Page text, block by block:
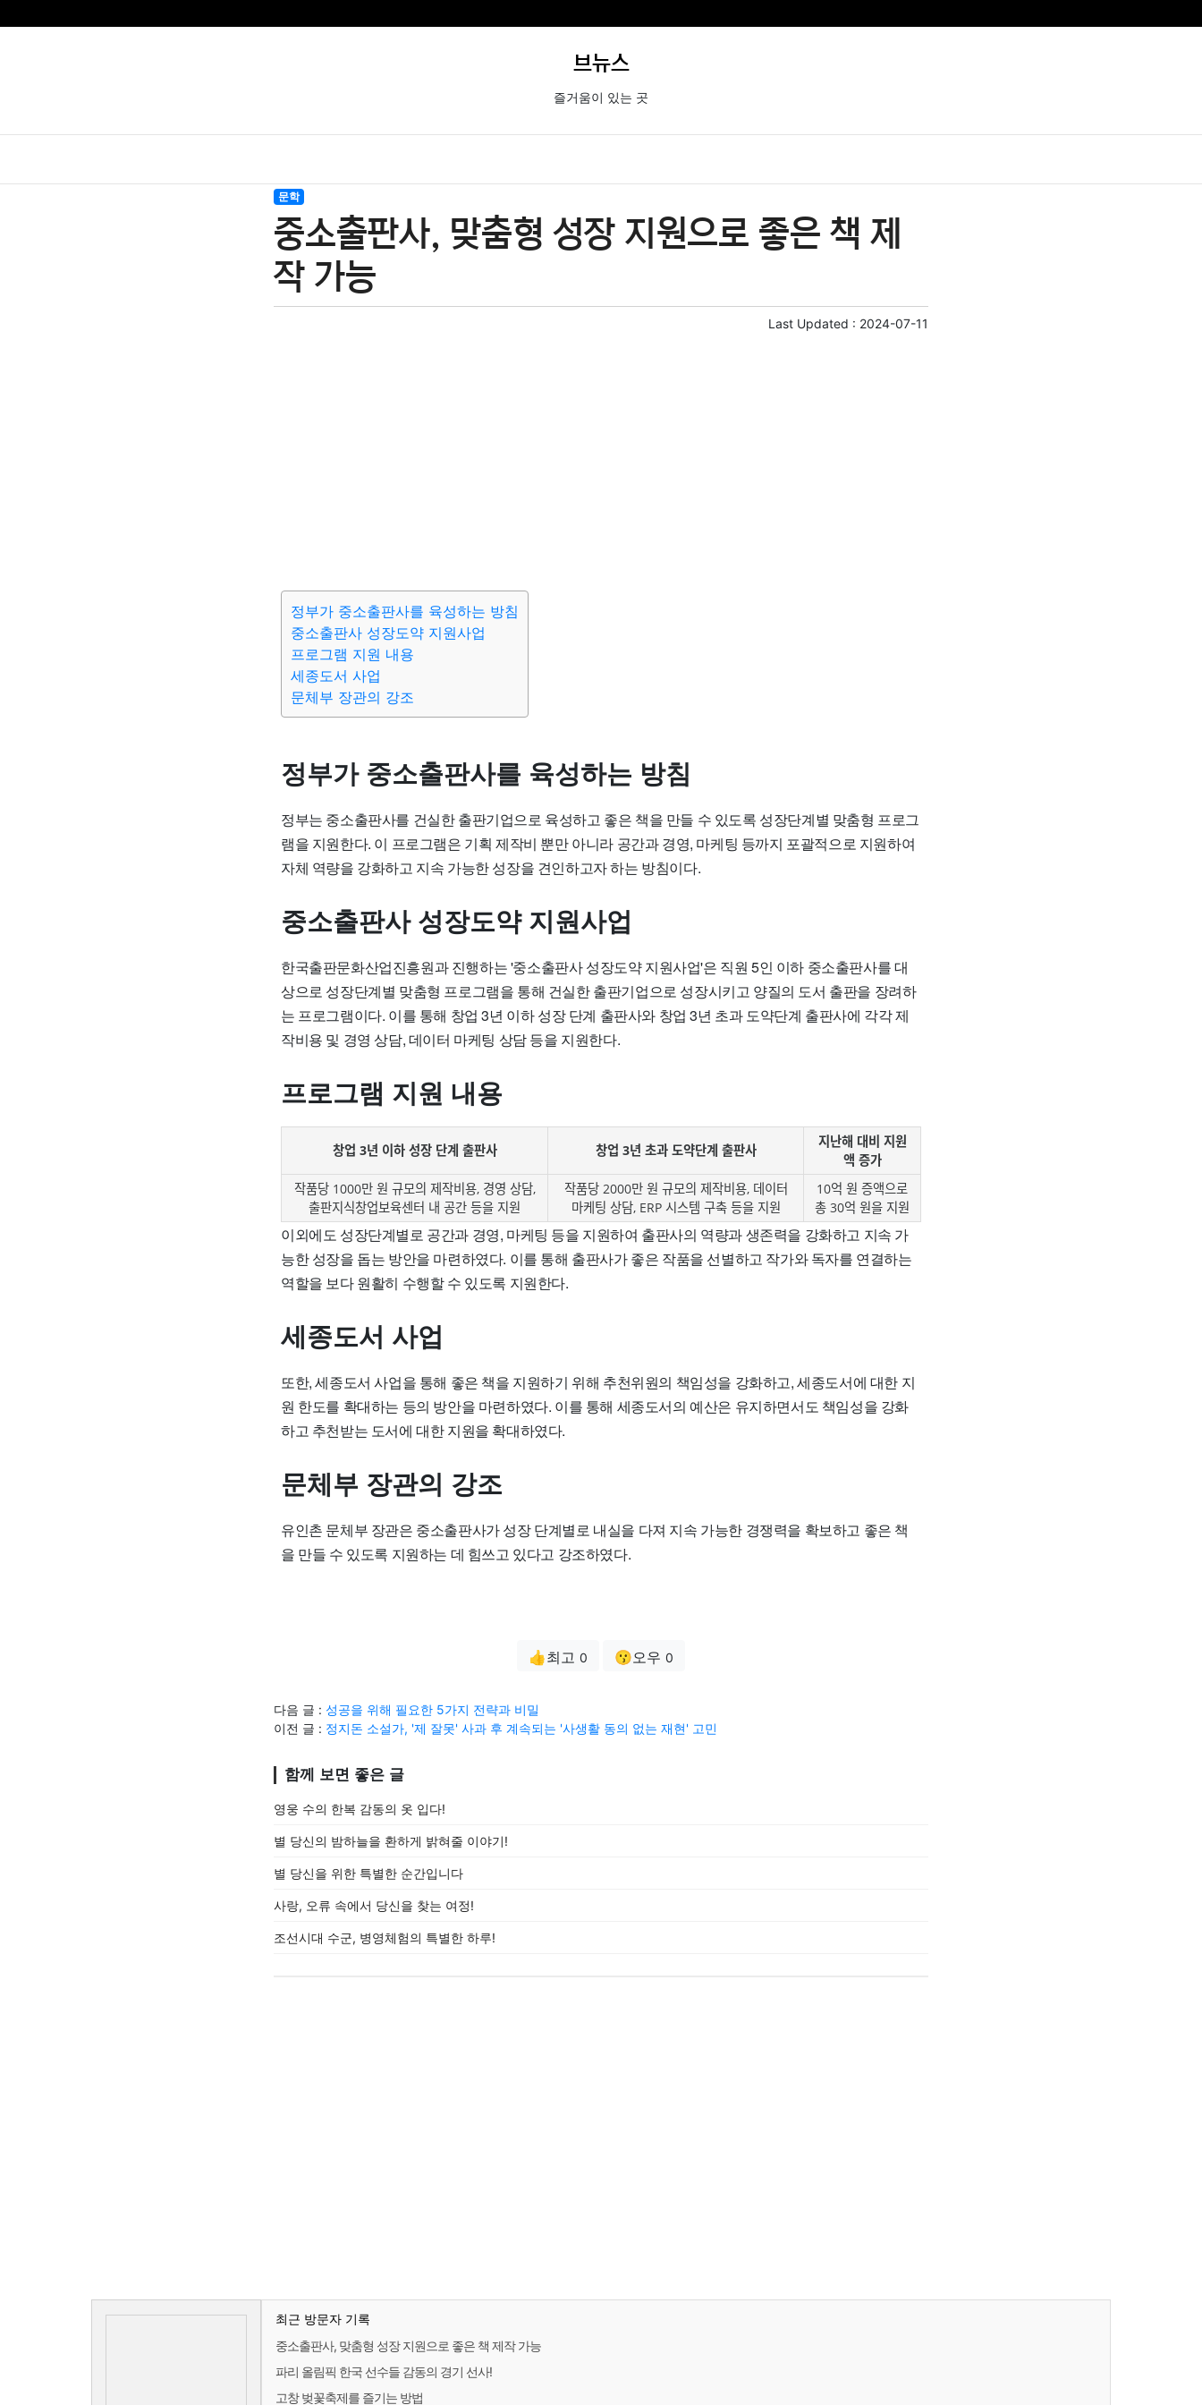
브뉴스
즐거움이 있는 곳
문학
중소출판사, 맞춤형 성장 지원으로 좋은 책 제
작 가능
Last Updated : 2024-07-11
정부가 중소출판사를 육성하는 방침
중소출판사 성장도약 지원사업
프로그램 지원 내용
세종도서 사업
문체부 장관의 강조
정부가 중소출판사를 육성하는 방침
정부는 중소출판사를 건실한 출판기업으로 육성하고 좋은 책을 만들 수 있도록 성장단계별 맞춤형 프로그
램을 지원한다. 이 프로그램은 기획 제작비 뿐만 아니라 공간과 경영, 마케팅 등까지 포괄적으로 지원하여
자체 역량을 강화하고 지속 가능한 성장을 견인하고자 하는 방침이다.
중소출판사 성장도약 지원사업
한국출판문화산업진흥원과 진행하는 '중소출판사 성장도약 지원사업'은 직원 5인 이하 중소출판사를 대
상으로 성장단계별 맞춤형 프로그램을 통해 건실한 출판기업으로 성장시키고 양질의 도서 출판을 장려하
는 프로그램이다. 이를 통해 창업 3년 이하 성장 단계 출판사와 창업 3년 초과 도약단계 출판사에 각각 제
작비용 및 경영 상담, 데이터 마케팅 상담 등을 지원한다.
프로그램 지원 내용
창업 3년 이하 성장 단계 출판사 창업 3년 초과 도약단계 출판사
지난해 대비 지원
액 증가
작품당 1000만 원 규모의 제작비용, 경영 상담,
출판지식창업보육센터 내 공간 등을 지원
작품당 2000만 원 규모의 제작비용, 데이터
마케팅 상담, ERP 시스템 구축 등을 지원
10억 원 증액으로
총 30억 원을 지원
이외에도 성장단계별로 공간과 경영, 마케팅 등을 지원하여 출판사의 역량과 생존력을 강화하고 지속 가
능한 성장을 돕는 방안을 마련하였다. 이를 통해 출판사가 좋은 작품을 선별하고 작가와 독자를 연결하는
역할을 보다 원활히 수행할 수 있도록 지원한다.
세종도서 사업
또한, 세종도서 사업을 통해 좋은 책을 지원하기 위해 추천위원의 책임성을 강화하고, 세종도서에 대한 지
원 한도를 확대하는 등의 방안을 마련하였다. 이를 통해 세종도서의 예산은 유지하면서도 책임성을 강화
하고 추천받는 도서에 대한 지원을 확대하였다.
문체부 장관의 강조
유인촌 문체부 장관은 중소출판사가 성장 단계별로 내실을 다져 지속 가능한 경쟁력을 확보하고 좋은 책
을 만들 수 있도록 지원하는 데 힘쓰고 있다고 강조하였다.
👍최고 0 😗오우 0
다음 글 : 성공을 위해 필요한 5가지 전략과 비밀
이전 글 : 정지돈 소설가, '제 잘못' 사과 후 계속되는 '사생활 동의 없는 재현' 고민
함께 보면 좋은 글
영웅 수의 한복 감동의 옷 입다!
별 당신의 밤하늘을 환하게 밝혀줄 이야기!
별 당신을 위한 특별한 순간입니다
사랑, 오류 속에서 당신을 찾는 여정!
조선시대 수군, 병영체험의 특별한 하루!
최근 방문자 기록
중소출판사, 맞춤형 성장 지원으로 좋은 책 제작 가능
파리 올림픽 한국 선수들 감동의 경기 선사!
고창 벚꽃축제를 즐기는 방법